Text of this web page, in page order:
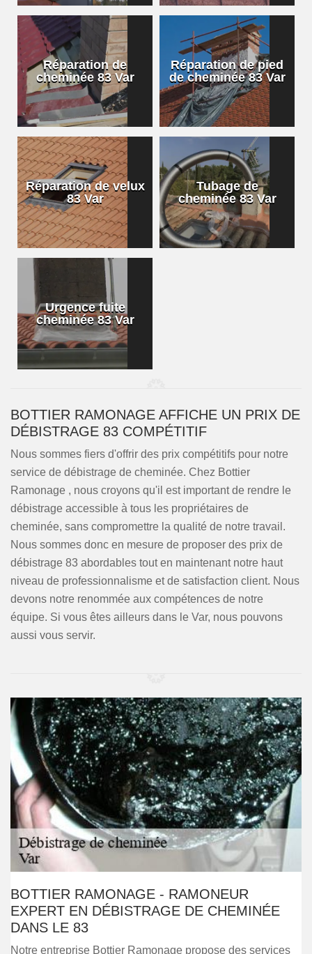
Réparation de
cheminée 83 Var
Réparation de pied
de cheminée 83 Var
Réparation de velux
83 Var
Tubage de
cheminée 83 Var
Urgence fuite
cheminée 83 Var
BOTTIER RAMONAGE AFFICHE UN PRIX DE
DÉBISTRAGE 83 COMPÉTITIF
Nous sommes fiers d'offrir des prix compétitifs pour notre
service de débistrage de cheminée. Chez Bottier
Ramonage , nous croyons qu'il est important de rendre le
débistrage accessible à tous les propriétaires de
cheminée, sans compromettre la qualité de notre travail.
Nous sommes donc en mesure de proposer des prix de
débistrage 83 abordables tout en maintenant notre haut
niveau de professionnalisme et de satisfaction client. Nous
devons notre renommée aux compétences de notre
équipe. Si vous êtes ailleurs dans le Var, nous pouvons
aussi vous servir.
BOTTIER RAMONAGE - RAMONEUR
EXPERT EN DÉBISTRAGE DE CHEMINÉE
DANS LE 83
Notre entreprise Bottier Ramonage propose des services